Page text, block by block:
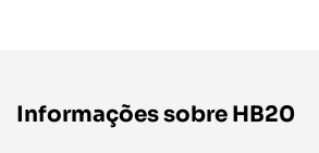
Informações sobre HB20